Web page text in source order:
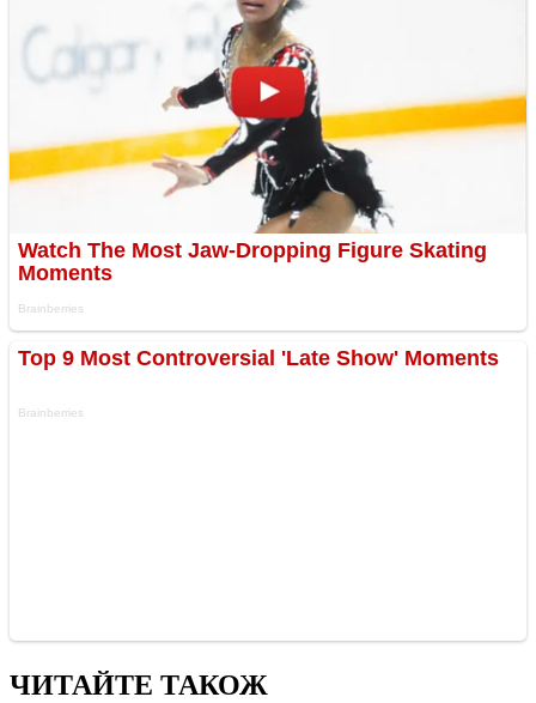
ЧИТАЙТЕ ТАКОЖ